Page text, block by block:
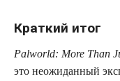
Краткий итог
Palworld: More Than
это неожиданный